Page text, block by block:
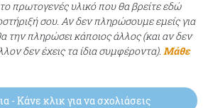
πρωτογενές υλικό που θα βρείτε εδώ
σου. Αν δεν πληρώσουμε εμείς για
την πληρώσει κάποιος άλλος (και αν δεν
δεν έχεις τα ίδια συμφέροντα). Μάθε
- Κάνε κλικ για να σχολιάσεις